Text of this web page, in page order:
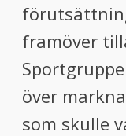
framöver
över
som skulle